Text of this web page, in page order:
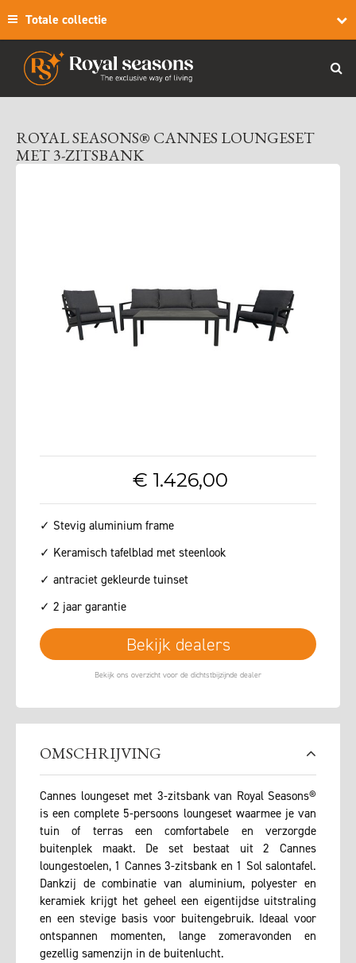
Totale collectie
ROYAL SEASONS® CANNES LOUNGESET
MET 3-ZITSBANK
€ 1.426,00
✓ Stevig aluminium frame
✓ Keramisch tafelblad met steenlook
✓ antraciet gekleurde tuinset
✓ 2 jaar garantie
Bekijk dealers
OMSCHRIJVING
Cannes loungeset met 3-zitsbank van Royal Seasons®
is een complete 5-persoons loungeset waarmee je van
tuin of terras een comfortabele en verzorgde
buitenplek maakt. De set bestaat uit 2 Cannes
loungestoelen, 1 Cannes 3-zitsbank en 1 Sol salontafel.
Dankzij de combinatie van aluminium, polyester en
keramiek krijgt het geheel een eigentijdse uitstraling
en een stevige basis voor buitengebruik. Ideaal voor
ontspannen momenten, lange zomeravonden en
gezellig samenzijn in de buitenlucht.